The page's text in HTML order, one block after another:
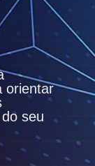
orientar
seu